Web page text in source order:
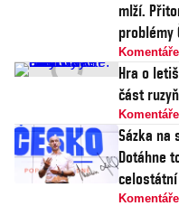
mlží.
problémy
Komentáře
Hra o
část
Komentáře
Sázka na
Dotáhne
Komentáře